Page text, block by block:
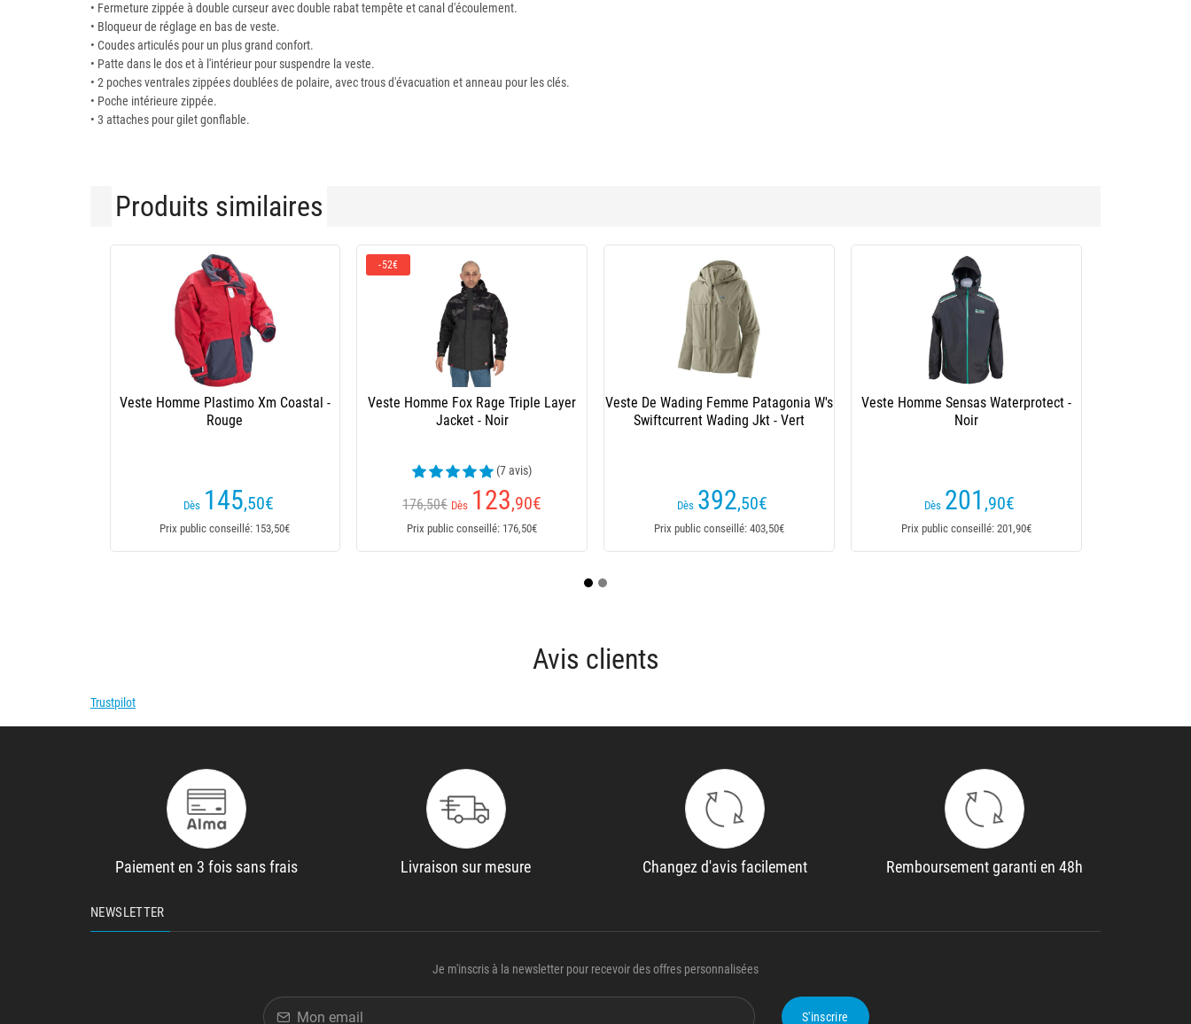
• Fermeture zippée à double curseur avec double rabat tempête et canal d'écoulement.
• Bloqueur de réglage en bas de veste.
• Coudes articulés pour un plus grand confort.
• Patte dans le dos et à l'intérieur pour suspendre la veste.
• 2 poches ventrales zippées doublées de polaire, avec trous d'évacuation et anneau pour les clés.
• Poche intérieure zippée.
• 3 attaches pour gilet gonflable.
Produits similaires
Veste Homme Plastimo Xm Coastal -
,50€
Prix public conseillé: 153,50€
Veste Homme Fox Rage Triple Layer
(7 avis)
123,90€
Prix public conseillé: 176,50€
Veste De Wading Femme Patagonia W's
Swiftcurrent Wading Jkt - Vert
,50€
Prix public conseillé: 403,50€
Veste Homme Sensas Waterprotect -
,90€
Prix public conseillé: 201,90€
Veste Homme Ridge
Avis clients
Trustpilot
Paiement en 3 fois sans frais Livraison sur mesure Changez d'avis facilement Remboursement garanti en 48h
NEWSLETTER
Je m'inscris à la newsletter pour recevoir des offres personnalisées
S'inscrire